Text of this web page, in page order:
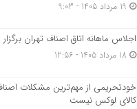
اجلاس ماهانه اتاق اصناف تهران
خودتحریمی از مهم‌ترین مشکلات
کالای لوکس نیست